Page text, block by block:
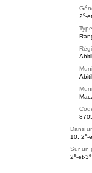
2e-
Dans
10, 2e-
Sur un
2e-et-3e